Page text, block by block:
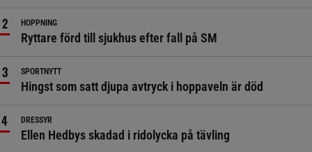
HOPPNING
Ryttare förd till sjukhus efter fall på SM
SPORTNYTT
Hingst som satt djupa avtryck i hoppaveln är död
DRESSYR
Ellen Hedbys skadad i ridolycka på tävling